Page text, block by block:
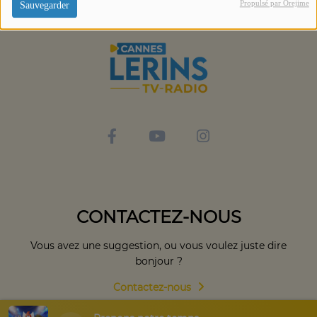
Sauvegarder Propulsé par Orejime
CONTACTEZ-NOUS
Vous avez une suggestion, ou vous voulez juste dire
bonjour ?
Contactez-nous